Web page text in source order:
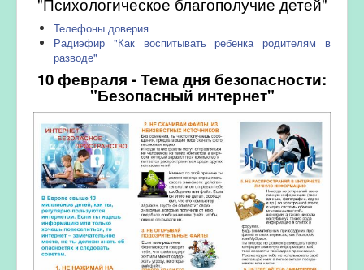
Телефоны доверия
Радиэфир "Как воспитывать ребенка родителям в
разводе"
10 февраля - Тема дня безопасности:
"Безопасный интернет"